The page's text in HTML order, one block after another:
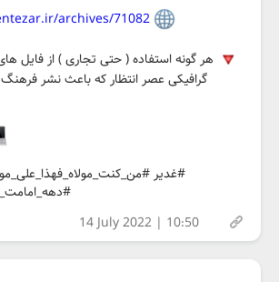
archives/71082
هر گونه استفاده ( حتی تجاری ) از فایل
گرافیکی عصر انتظار که باعث نشر
#غدیر
14 July 2022 | 10:50